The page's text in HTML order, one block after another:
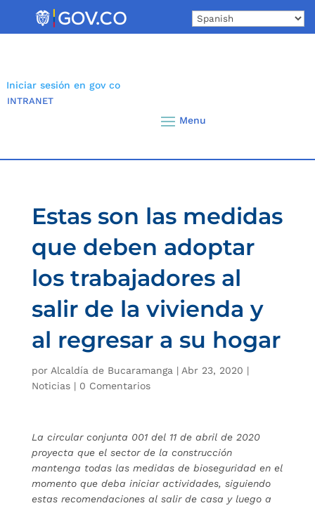
Iniciar sesión en gov co
INTRANET
Estas son las medidas
que deben adoptar
los trabajadores al
salir de la vivienda y
al regresar a su hogar
por Alcaldía de Bucaramanga | Abr 23, 2020 |
Noticias| 0 Comentarios
La circular conjunta 001 del 11 de abril de 2020
proyecta que el sector de la construcción
mantenga todas las medidas de bioseguridad en el
momento que deba iniciar actividades, siguiendo
estas recomendaciones al salir de casa y luego a